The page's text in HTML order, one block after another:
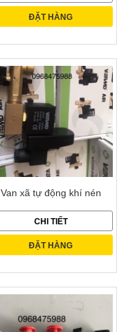
ĐẶT HÀNG
Van xã tự động khí nén
CHI TIẾT
ĐẶT HÀNG